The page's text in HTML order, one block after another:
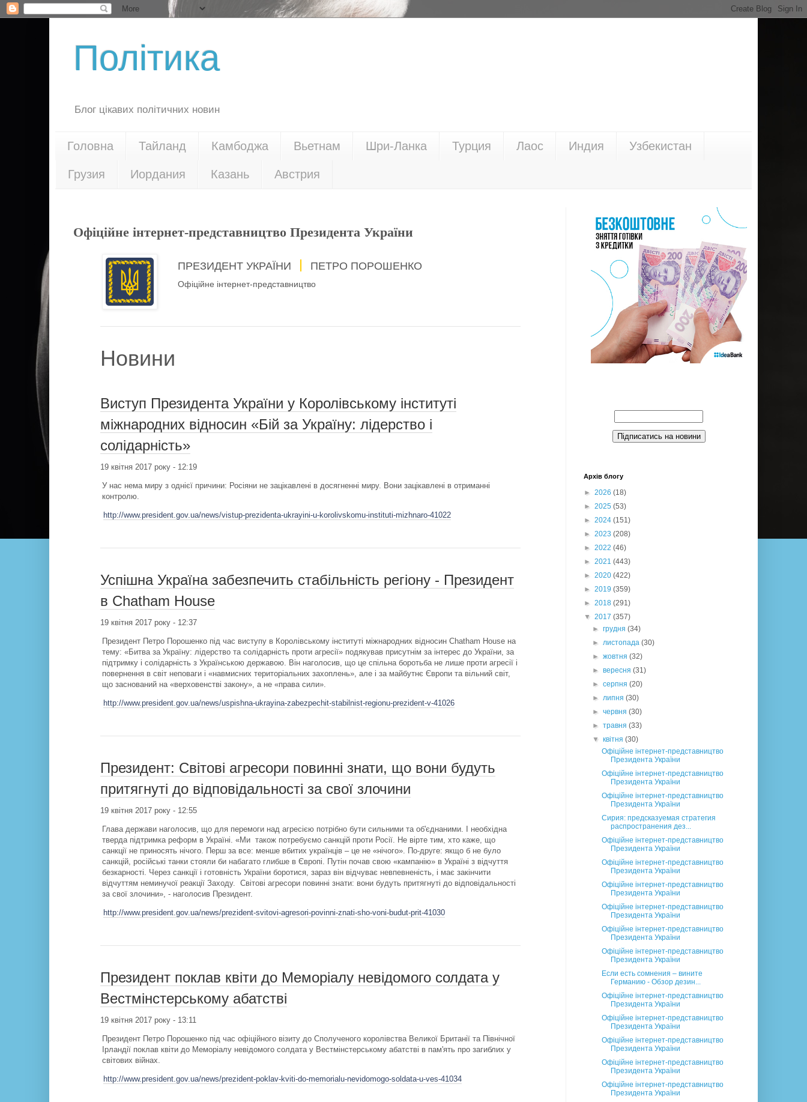
Політика
Блог цікавих політичних новин
Головна Тайланд Камбоджа Вьетнам Шри-Ланка Турция Лаос Индия Узбекистан
Грузия Иордания Казань Австрия
Офіційне інтернет-представництво Президента України
ПРЕЗИДЕНТ УКРАЇНИ ПЕТРО ПОРОШЕНКО
Офіційне інтернет-представництво
Новини
Виступ Президента України у Королівському інституті
міжнародних відносин «Бій за Україну: лідерство і
солідарність»
19 квітня 2017 року - 12:19
У нас нема миру з однієї причини: Росіяни не зацікавлені в досягненні миру. Вони зацікавлені в отриманні
контролю.
http://www.president.gov.ua/news/vistup-prezidenta-ukrayini-u-korolivskomu-instituti-mizhnaro-41022
Успішна Україна забезпечить стабільність регіону - Президент
в Chatham House
19 квітня 2017 року - 12:37
Президент Петро Порошенко під час виступу в Королівському інституті міжнародних відносин Chatham House на
тему: «Битва за Україну: лідерство та солідарність проти агресії» подякував присутнім за інтерес до України, за
підтримку і солідарність з Українською державою. Він наголосив, що це спільна боротьба не лише проти агресії і
повернення в світ неповаги і «навмисних територіальних захоплень», але і за майбутнє Європи та вільний світ,
що заснований на «верховенстві закону», а не «права сили».
http://www.president.gov.ua/news/uspishna-ukrayina-zabezpechit-stabilnist-regionu-prezident-v-41026
Президент: Світові агресори повинні знати, що вони будуть
притягнуті до відповідальності за свої злочини
19 квітня 2017 року - 12:55
Глава держави наголосив, що для перемоги над агресією потрібно бути сильними та об'єднаними. І необхідна
тверда підтримка реформ в Україні. «Ми також потребуємо санкцій проти Росії. Не вірте тим, хто каже, що
санкції не приносять нічого. Перш за все: менше вбитих українців – це не «нічого». По-друге: якщо б не було
санкцій, російські танки стояли би набагато глибше в Європі. Путін почав свою «кампанію» в Україні з відчуття
безкарності. Через санкції і готовність України боротися, зараз він відчуває невпевненість, і має закінчити
відчуттям неминучої реакції Заходу. Світові агресори повинні знати: вони будуть притягнуті до відповідальності
за свої злочини», - наголосив Президент.
http://www.president.gov.ua/news/prezident-svitovi-agresori-povinni-znati-sho-voni-budut-prit-41030
Президент поклав квіти до Меморіалу невідомого солдата у
Вестмінстерському абатстві
19 квітня 2017 року - 13:11
Президент Петро Порошенко під час офіційного візиту до Сполученого королівства Великої Британії та Північної
Ірландії поклав квіти до Меморіалу невідомого солдата у Вестмінстерському абатстві в пам'ять про загиблих у
світових війнах.
http://www.president.gov.ua/news/prezident-poklav-kviti-do-memorialu-nevidomogo-soldata-u-ves-41034
Архів блогу
► 2026 (18)
► 2025 (53)
► 2024 (151)
► 2023 (208)
► 2022 (46)
► 2021 (443)
► 2020 (422)
► 2019 (359)
► 2018 (291)
▼ 2017 (357)
►грудня(34)
►листопада(30)
►жовтня(32)
►вересня(31)
►серпня(20)
►липня(30)
►червня(30)
►травня(33)
▼квітня(30)
Офіційне інтернет-представництво
Президента України
Офіційне інтернет-представництво
Президента України
Офіційне інтернет-представництво
Президента України
Сирия: предсказуемая стратегия
распространения дез...
Офіційне інтернет-представництво
Президента України
Офіційне інтернет-представництво
Президента України
Офіційне інтернет-представництво
Президента України
Офіційне інтернет-представництво
Президента України
Офіційне інтернет-представництво
Президента України
Офіційне інтернет-представництво
Президента України
Если есть сомнения – вините
Германию - Обзор дезин...
Офіційне інтернет-представництво
Президента України
Офіційне інтернет-представництво
Президента України
Офіційне інтернет-представництво
Президента України
Офіційне інтернет-представництво
Президента України
Офіційне інтернет-представництво
Президента України